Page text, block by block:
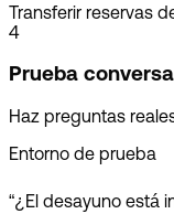
Transferir reservas
4
Prueba
Haz preguntas
Entorno de prueba
“¿El desayuno está